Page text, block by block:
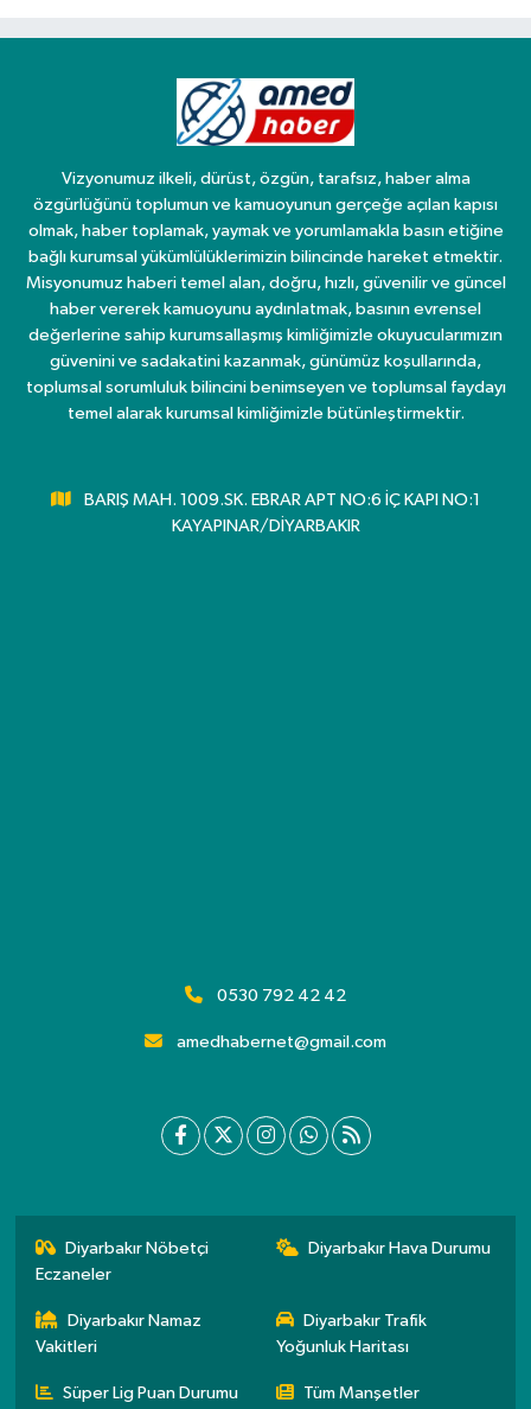
Vizyonumuz ilkeli, dürüst, özgün, tarafsız, haber alma
özgürlüğünü toplumun ve kamuoyunun gerçeğe açılan kapısı
olmak, haber toplamak, yaymak ve yorumlamakla basın etiğine
bağlı kurumsal yükümlülüklerimizin bilincinde hareket etmektir.
Misyonumuz haberi temel alan, doğru, hızlı, güvenilir ve güncel
haber vererek kamuoyunu aydınlatmak, basının evrensel
değerlerine sahip kurumsallaşmış kimliğimizle okuyucularımızın
güvenini ve sadakatini kazanmak, günümüz koşullarında,
toplumsal sorumluluk bilincini benimseyen ve toplumsal faydayı
temel alarak kurumsal kimliğimizle bütünleştirmektir.
BARIŞ MAH. 1009.SK. EBRAR APT NO:6 İÇ KAPI NO:1
KAYAPINAR/DİYARBAKIR
0530 792 42 42
amedhabernet@gmail.com
Diyarbakır Nöbetçi
Eczaneler
Diyarbakır Hava Durumu
Diyarbakır Namaz
Vakitleri
Diyarbakır Trafik
Yoğunluk Haritası
Süper Lig Puan Durumu Tüm Manşetler